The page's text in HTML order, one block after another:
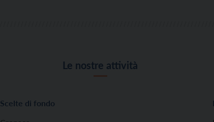
Le nostre attività
Scelte di fondo